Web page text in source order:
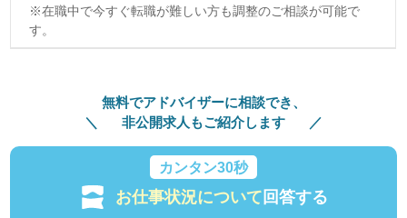
※在職中で今すぐ転職が難しい方も調整のご相談が可能で
す。
無料でアドバイザーに相談でき、
非公開求人もご紹介します
カンタン30秒
お仕事状況について回答する